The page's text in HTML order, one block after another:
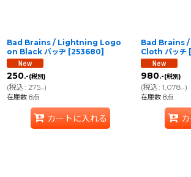
Bad Brains / Lightning Logo
on Black バッヂ [253680]
250.-(税別)
(税込: 275.-)
在庫数 8点
カートに入れる
Bad Brains
Cloth パッチ [
980.-(税別)
(税込: 1,078.-)
在庫数 8点